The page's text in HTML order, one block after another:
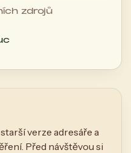
zdrojů
verze adresáře a
Před návštěvou si